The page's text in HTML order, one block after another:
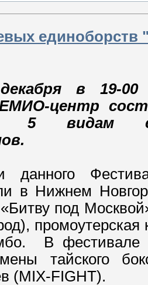
единоборств
в 19-00
центр
5 видам
данного
в Нижнем
«Битву под
промоутерская
В фестивале
тайского
(MIX-FIGHT).